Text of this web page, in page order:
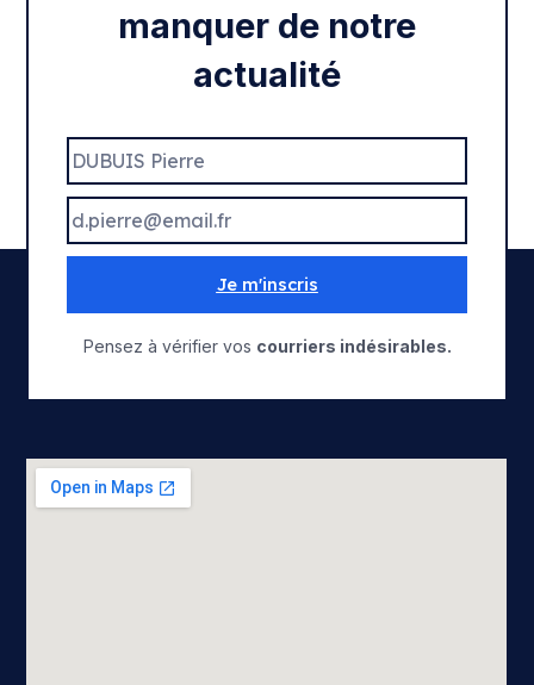
manquer de notre
actualité
Je m'inscris
Pensez à vérifier vos courriers indésirables.